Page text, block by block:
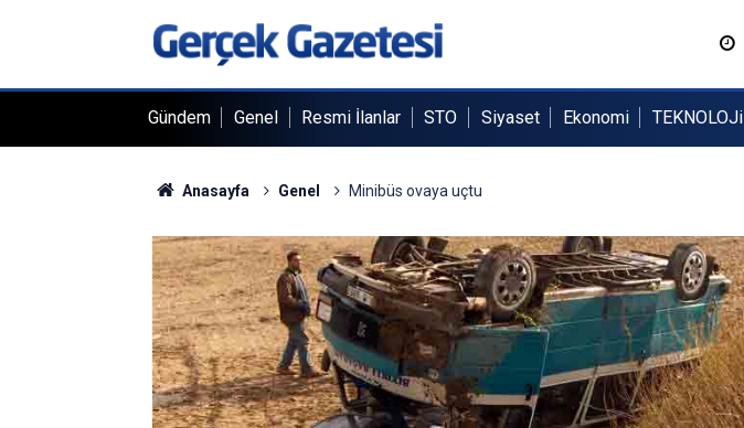
Gündem Genel Resmi İlanlar STO Siyaset Ekonomi TEKNOLOJi
Anasayfa Genel Minibüs ovaya uçtu